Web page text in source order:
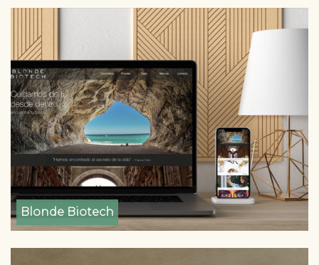
Blonde Biotech